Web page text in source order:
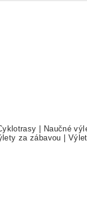
Naučné
za zábavou